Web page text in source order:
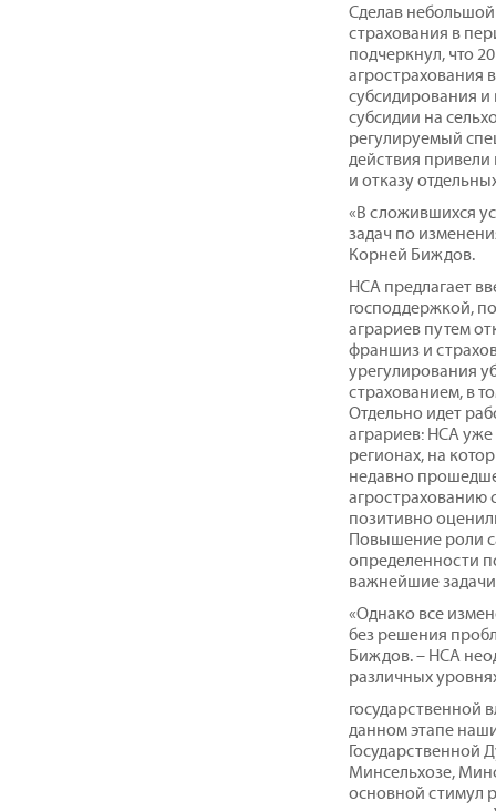
Сделав небольшой
страхования в
подчеркнул, что
агрострахования
субсидирования и
субсидии на
регулируемый
действия
и отказу
«В сложившихся
задач по
Корней Биждов.
НСА предлагает
господдержкой,
аграриев путем
франшиз и
урегулирования
страхованием, в
Отдельно идет
аграриев: НСА
регионах, на
недавно
агрострахованию
позитивно
Повышение роли
определенности
важнейшие
«Однако все
без решения
Биждов. – НСА
различных
государственной
данном этапе
Государственной
Минсельхозе,
основной стимул